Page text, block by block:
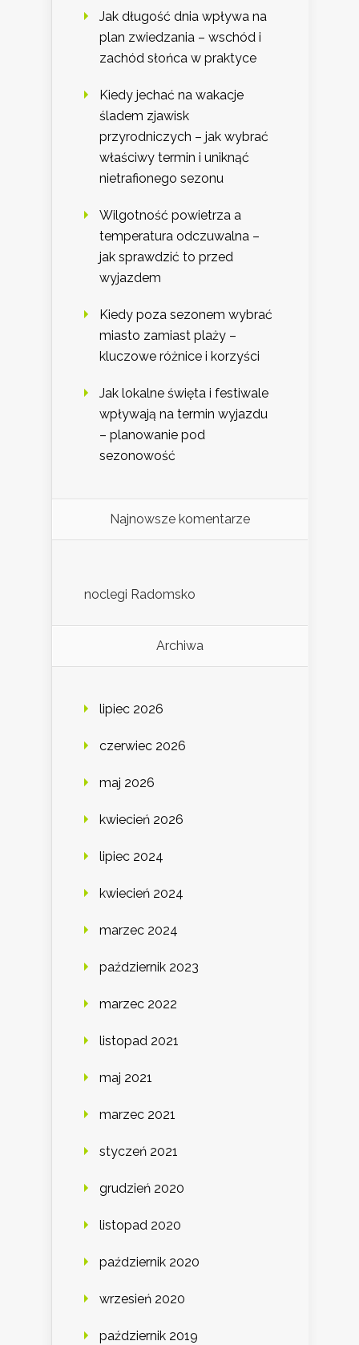
Jak długość dnia wpływa na
plan zwiedzania – wschód i
zachód słońca w praktyce
Kiedy jechać na wakacje
śladem zjawisk
przyrodniczych – jak wybrać
właściwy termin i uniknąć
nietrafionego sezonu
Wilgotność powietrza a
temperatura odczuwalna –
jak sprawdzić to przed
wyjazdem
Kiedy poza sezonem wybrać
miasto zamiast plaży –
kluczowe różnice i korzyści
Jak lokalne święta i festiwale
wpływają na termin wyjazdu
– planowanie pod
sezonowość
Najnowsze komentarze
noclegi Radomsko
Archiwa
lipiec 2026
czerwiec 2026
maj 2026
kwiecień 2026
lipiec 2024
kwiecień 2024
marzec 2024
październik 2023
marzec 2022
listopad 2021
maj 2021
marzec 2021
styczeń 2021
grudzień 2020
listopad 2020
październik 2020
wrzesień 2020
październik 2019